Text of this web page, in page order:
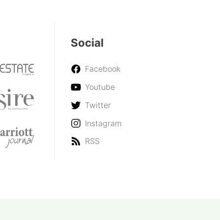
Social
Facebook
Youtube
Twitter
Instagram
RSS